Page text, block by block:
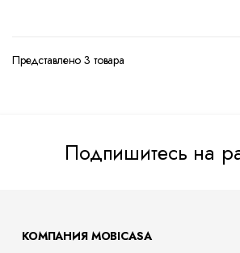
Представлено 3 товара
Подпишитесь на
КОМПАНИЯ MOBICASA